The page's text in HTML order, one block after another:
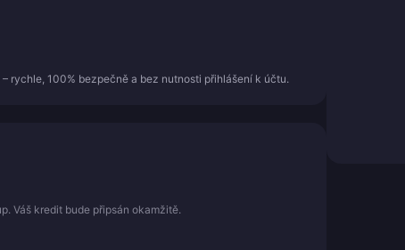
rychle, 100% bezpečně a bez nutnosti přihlášení k účtu.
Váš kredit bude připsán okamžitě.